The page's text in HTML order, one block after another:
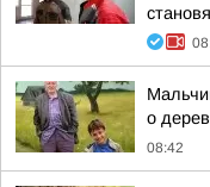
о
08:42